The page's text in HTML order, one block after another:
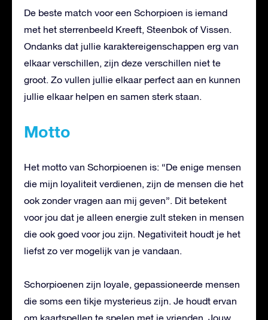
De beste match voor een Schorpioen is iemand
met het sterrenbeeld Kreeft, Steenbok of Vissen.
Ondanks dat jullie karaktereigenschappen erg van
elkaar verschillen, zijn deze verschillen niet te
groot. Zo vullen jullie elkaar perfect aan en kunnen
jullie elkaar helpen en samen sterk staan.
Motto
Het motto van Schorpioenen is: “De enige mensen
die mijn loyaliteit verdienen, zijn de mensen die het
ook zonder vragen aan mij geven”. Dit betekent
voor jou dat je alleen energie zult steken in mensen
die ook goed voor jou zijn. Negativiteit houdt je het
liefst zo ver mogelijk van je vandaan.
Schorpioenen zijn loyale, gepassioneerde mensen
die soms een tikje mysterieus zijn. Je houdt ervan
om kaartspellen te spelen met je vrienden. Jouw